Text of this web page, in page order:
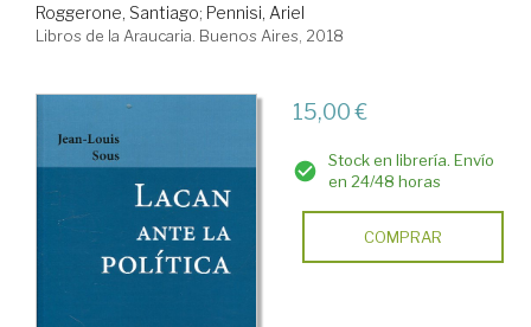
Roggerone, Santiago; Pennisi, Ariel
Libros de la Araucaria. Buenos Aires, 2018
15,00 €
Stock en librería. Envío
en 24/48 horas
COMPRAR